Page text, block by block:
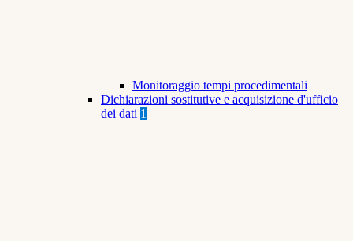
Monitoraggio tempi procedimentali
Dichiarazioni sostitutive e acquisizione d'ufficio
dei dati 1